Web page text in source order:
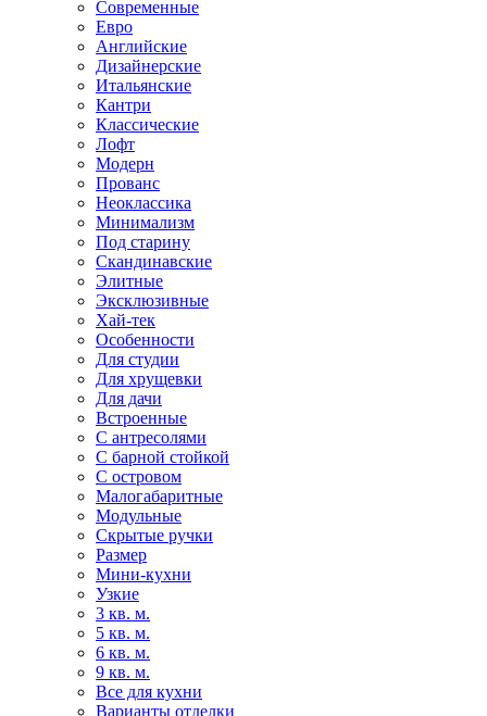
Современные
Евро
Английские
Дизайнерские
Итальянские
Кантри
Классические
Лофт
Модерн
Прованс
Неоклассика
Минимализм
Под старину
Скандинавские
Элитные
Эксклюзивные
Хай-тек
Особенности
Для студии
Для хрущевки
Для дачи
Встроенные
С антресолями
С барной стойкой
С островом
Малогабаритные
Модульные
Скрытые ручки
Размер
Мини-кухни
Узкие
3 кв. м.
5 кв. м.
6 кв. м.
9 кв. м.
Все для кухни
Варианты отделки